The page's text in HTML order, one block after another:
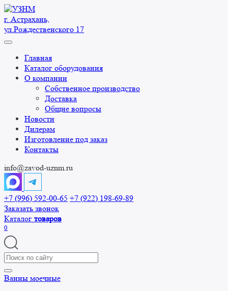
Перейти
к
содержанию
г. Астрахань,
ул.Рождественского 17
Главная
Каталог оборудования
О компании
Собственное производство
Доставка
Общие вопросы
Новости
Дилерам
Изготовление под заказ
Контакты
info@zavod-uznm.ru
+7 (996) 592-00-65 +7 (922) 198-69-89
Заказать звонок
Каталог товаров
0
Search
for:
Ванны моечные